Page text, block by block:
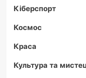
Кіберспорт
Космос
Краса
Культура та